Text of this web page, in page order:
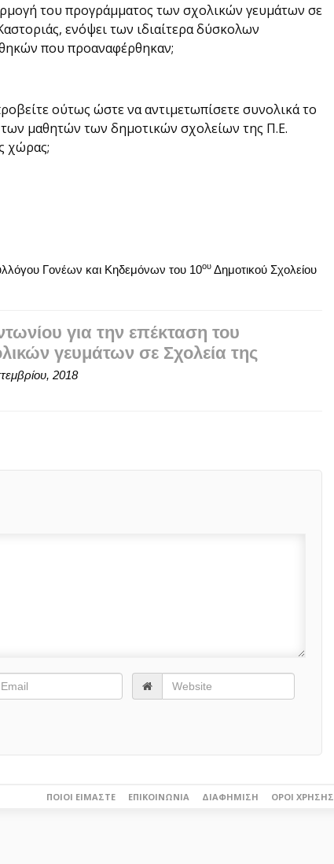
του προγράμματος των σχολικών γευμάτων σε
ενόψει των ιδιαίτερα δύσκολων
που προαναφέρθηκαν;
ούτως ώστε να αντιμετωπίσετε συνολικά το
μαθητών των δημοτικών σχολείων της Π.Ε.
χώρας;
Γονέων και Κηδεμόνων του 10ουΔημοτικού Σχολείου
για την επέκταση του
γευμάτων σε Σχολεία της
2018
ΠΟΙΟΙ ΕΊΜΑΣΤΕ ΕΠΙΚΟΙΝΩΝΊΑ ΔΙΑΦΉΜΙΣΗ ΌΡΟΙ ΧΡΉΣΗΣ